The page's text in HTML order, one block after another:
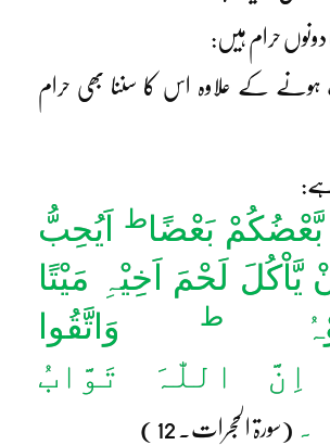
دونوں حرام ہیں:
کے علاوہ اس کا سننا بھی حرام
ہے:
بَّعْضُکُمْ بَعْضًاط
اَیُحِبُّ
یَّاْکُلَ لَحْمَ اَخِیْہِ مَیْتًا
ط
وَاتَّقُوا
اِنَّ اللّٰہَ تَوَّابُ
۔ (سورۃ الحجرات۔ 12 )